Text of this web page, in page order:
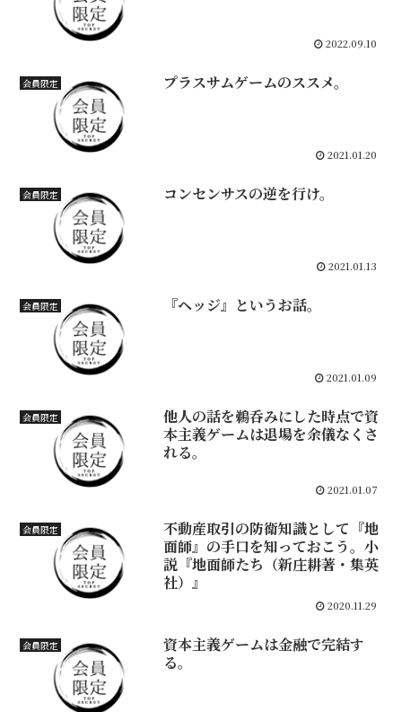
2022.09.10
会員限定 プラスサムゲームのススメ。
2021.01.20
会員限定 コンセンサスの逆を行け。
2021.01.13
会員限定 『ヘッジ』というお話。
2021.01.09
会員限定
他人の話を鵜呑みにした時点で資
本主義ゲームは退場を余儀なくさ
れる。
2021.01.07
会員限定
不動産取引の防衛知識として『地
面師』の手口を知っておこう。小
説『地面師たち（新庄耕著・集英
社）』
2020.11.29
会員限定
資本主義ゲームは金融で完結す
る。